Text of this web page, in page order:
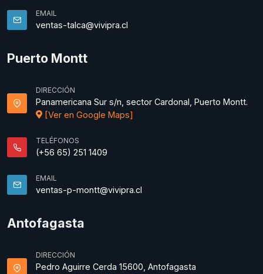
EMAIL
ventas-talca@vivipra.cl
Puerto Montt
DIRECCIÓN
Panamericana Sur s/n, sector Cardonal, Puerto Montt.
[Ver en Google Maps]
TELÉFONOS
(+56 65) 251 1409
EMAIL
ventas-p-montt@vivipra.cl
Antofagasta
DIRECCIÓN
Pedro Aguirre Cerda 15600, Antofagasta